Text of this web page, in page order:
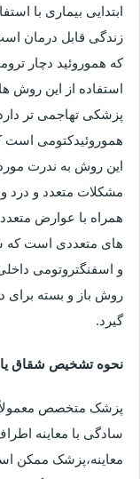
ابتدایی بیماری با
زندگی قابل درمان
که هموروئید دچار
استفاده از این روش
پزشکی تهاجمی تر
هموروئیدکتومی است
این روش به ندرت مورد
مشکلات متعدد و درد
همراه با عوارض
های متعددی است که
و اسفنگتروتومی
روش باز و بسته برای
گیرد.
نحوه تشخیص شقاق یا
پزشک متخصص معمولاً
سادگی با معاینه
معاینه،پزشک ممکن